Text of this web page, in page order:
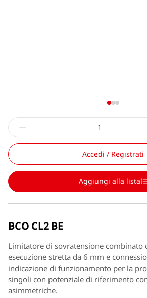
Accedi / Registrati
Aggiungi alla lista
BCO CL2 BE
Limitatore di sovratensione combinato
esecuzione stretta da 6 mm e
indicazione di funzionamento per la
singoli con potenziale di riferimento
asimmetriche.